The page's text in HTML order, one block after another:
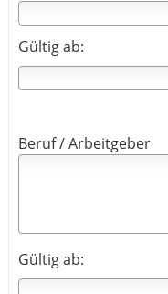
Gültig ab:
Beruf / Arbeitgeber
Gültig ab: